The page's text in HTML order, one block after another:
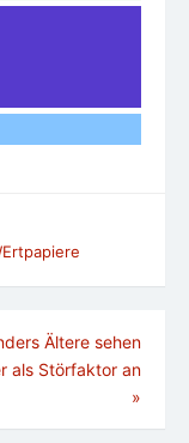
Ältere sehen
als Störfaktor an
»